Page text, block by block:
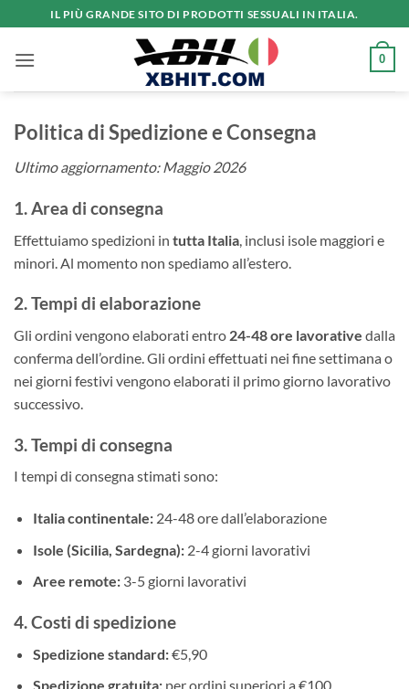
ai
contenuti
IL PIÙ GRANDE SITO DI PRODOTTI SESSUALI IN ITALIA.
0
Politica di Spedizione e Consegna
Ultimo aggiornamento: Maggio 2026
1. Area di consegna
Effettuiamo spedizioni in tutta Italia , inclusi isole maggiori e
minori. Al momento non spediamo all’estero.
2. Tempi di elaborazione
Gli ordini vengono elaborati entro 24-48 ore lavorative dalla
conferma dell’ordine. Gli ordini effettuati nei fine settimana o
nei giorni festivi vengono elaborati il primo giorno lavorativo
successivo.
3. Tempi di consegna
I tempi di consegna stimati sono:
Italia continentale:24-48 ore dall’elaborazione
Isole (Sicilia, Sardegna):2-4 giorni lavorativi
Aree remote:3-5 giorni lavorativi
4. Costi di spedizione
Spedizione standard:€5,90
Spedizione gratuita:per ordini superiori a €100